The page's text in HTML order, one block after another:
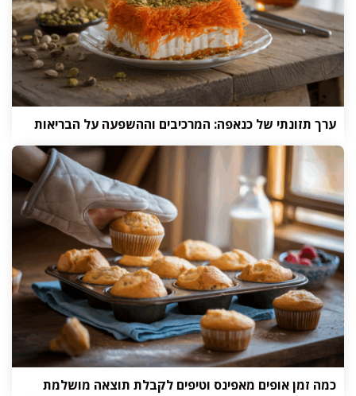
ערך תזונתי של כנאפה: המרכיבים וההשפעה על הבריאות
כמה זמן אופים מאפינס וטיפים לקבלת תוצאה מושלמת